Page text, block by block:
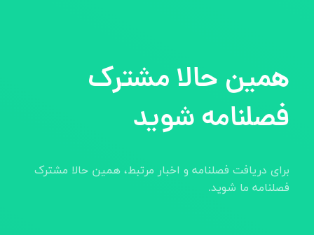
همین حالا مشترک
فصلنامه شوید
برای دریافت فصلنامه و اخبار مرتبط، همین حالا مشترک
فصلنامه ما شوید.